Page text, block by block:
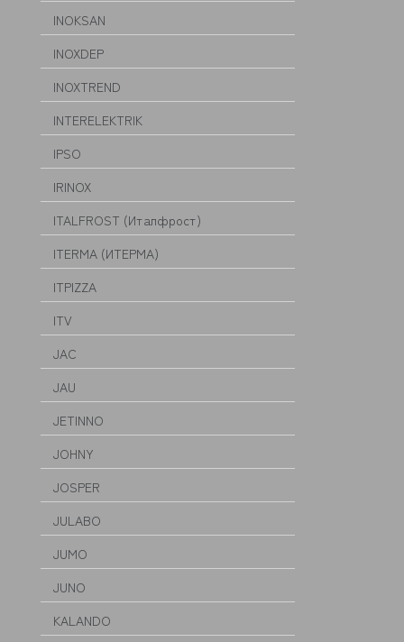
INOKSAN
INOXDEP
INOXTREND
INTERELEKTRIK
IPSO
IRINOX
ITALFROST (Италфрост)
ITERMA (ИТЕРМА)
ITPIZZA
ITV
JAC
JAU
JETINNO
JOHNY
JOSPER
JULABO
JUMO
JUNO
KALANDO